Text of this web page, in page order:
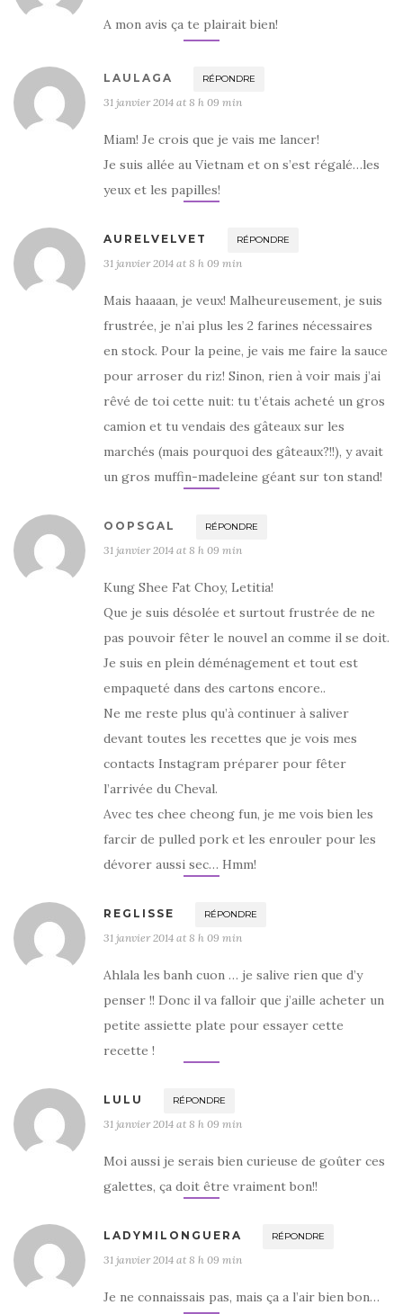
A mon avis ça te plairait bien!
LAULAGA RÉPONDRE
31 janvier 2014 at 8 h 09 min
Miam! Je crois que je vais me lancer!
Je suis allée au Vietnam et on s’est régalé…les
yeux et les papilles!
AURELVELVET RÉPONDRE
31 janvier 2014 at 8 h 09 min
Mais haaaan, je veux! Malheureusement, je suis
frustrée, je n’ai plus les 2 farines nécessaires
en stock. Pour la peine, je vais me faire la sauce
pour arroser du riz! Sinon, rien à voir mais j’ai
rêvé de toi cette nuit: tu t’étais acheté un gros
camion et tu vendais des gâteaux sur les
marchés (mais pourquoi des gâteaux?!!), y avait
un gros muffin-madeleine géant sur ton stand!
OOPSGAL RÉPONDRE
31 janvier 2014 at 8 h 09 min
Kung Shee Fat Choy, Letitia!
Que je suis désolée et surtout frustrée de ne
pas pouvoir fêter le nouvel an comme il se doit.
Je suis en plein déménagement et tout est
empaqueté dans des cartons encore..
Ne me reste plus qu’à continuer à saliver
devant toutes les recettes que je vois mes
contacts Instagram préparer pour fêter
l’arrivée du Cheval.
Avec tes chee cheong fun, je me vois bien les
farcir de pulled pork et les enrouler pour les
dévorer aussi sec… Hmm!
REGLISSE RÉPONDRE
31 janvier 2014 at 8 h 09 min
Ahlala les banh cuon … je salive rien que d’y
penser !! Donc il va falloir que j’aille acheter un
petite assiette plate pour essayer cette
recette !
LULU RÉPONDRE
31 janvier 2014 at 8 h 09 min
Moi aussi je serais bien curieuse de goûter ces
galettes, ça doit être vraiment bon!!
LADYMILONGUERA RÉPONDRE
31 janvier 2014 at 8 h 09 min
Je ne connaissais pas, mais ça a l’air bien bon…